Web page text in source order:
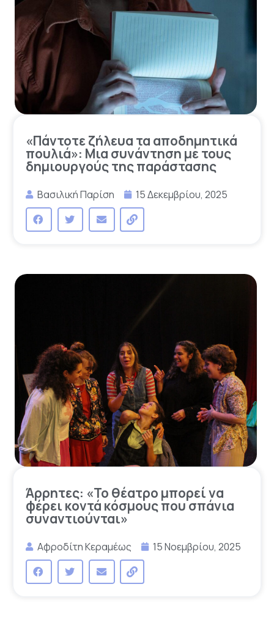
«Πάντοτε ζήλευα τα αποδημητικά
πουλιά»: Μια συνάντηση με τους
δημιουργούς της παράστασης
Βασιλική Παρίση 15 Δεκεμβρίου, 2025
Άρρητες: «Το θέατρο μπορεί να
φέρει κοντά κόσμους που σπάνια
συναντιούνται»
Αφροδίτη Κεραμέως 15 Νοεμβρίου, 2025